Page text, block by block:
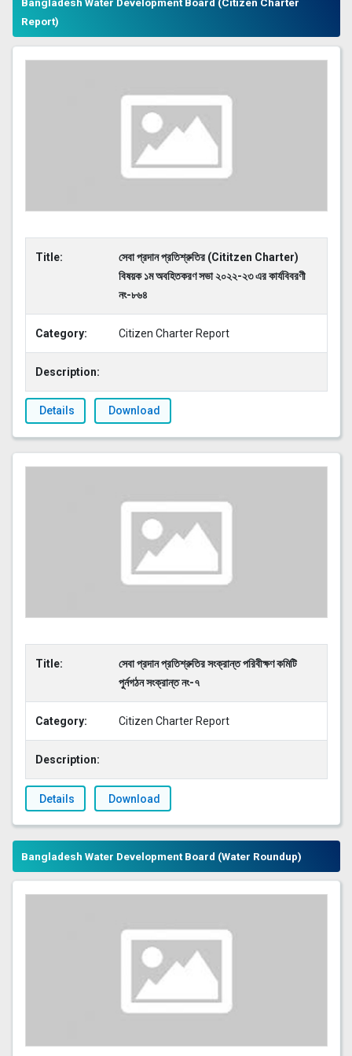
Bangladesh Water Development Board (Citizen Charter
Report)
Title:
সেবা প্রদান প্রতিশ্রুতির (Cititzen Charter)
বিষয়ক ১ম অবহিতকরণ সভা ২০২২-২৩ এর কার্যবিবরণী
নং-৮৬৪
Category: Citizen Charter Report
Description:
Details Download
Title:
সেবা প্রদান প্রতিশ্রুতির সংক্রান্ত পরিবীক্ষণ কমিটি
পুর্নগঠন সংক্রান্ত নং-৭
Category: Citizen Charter Report
Description:
Details Download
Bangladesh Water Development Board (Water Roundup)